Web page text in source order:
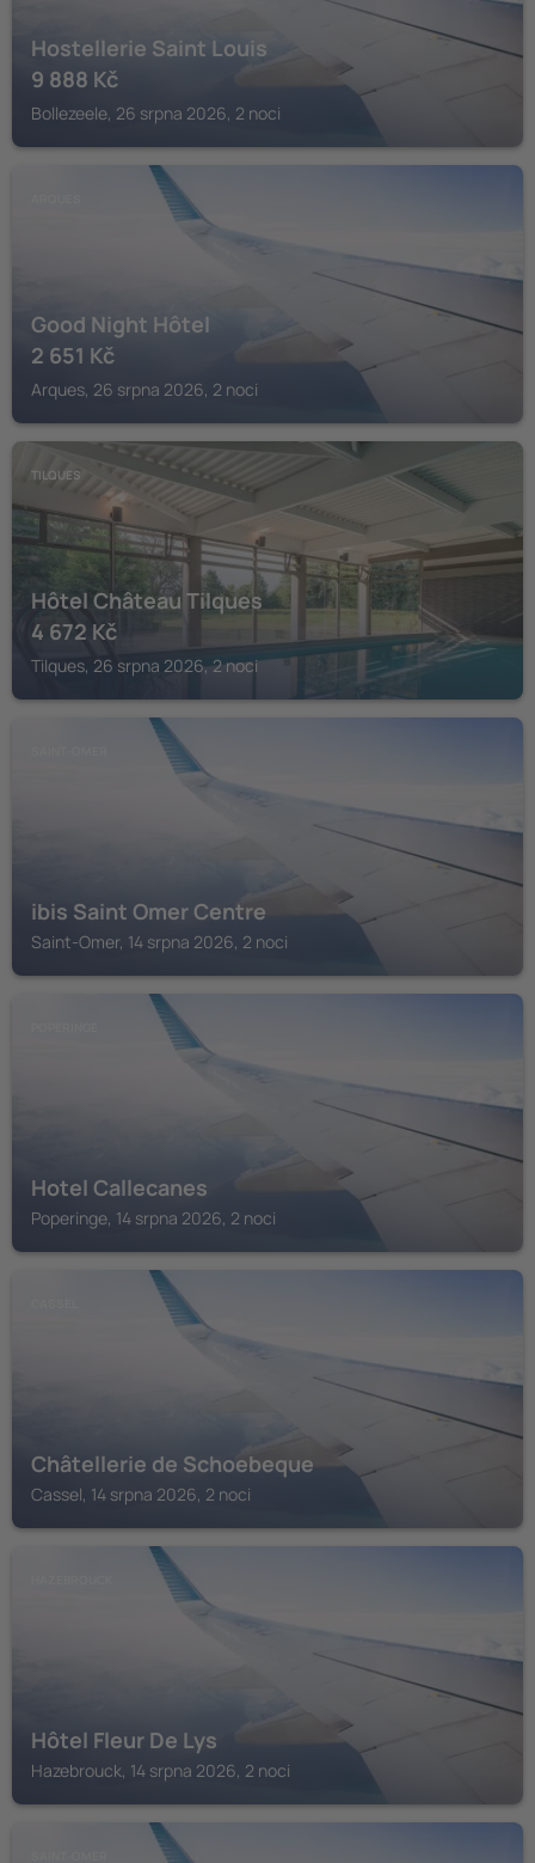
Hostellerie Saint Louis
9 888 Kč
Bollezeele, 26 srpna 2026, 2 noci
Good Night Hôtel
2 651 Kč
Arques, 26 srpna 2026, 2 noci
TILQUES
Hôtel Château Tilques
4 672 Kč
Tilques, 26 srpna 2026, 2 noci
ibis Saint Omer Centre
Saint-Omer, 14 srpna 2026, 2 noci
Hotel Callecanes
Poperinge, 14 srpna 2026, 2 noci
Châtellerie de Schoebeque
Cassel, 14 srpna 2026, 2 noci
Hôtel Fleur De Lys
Hazebrouck, 14 srpna 2026, 2 noci